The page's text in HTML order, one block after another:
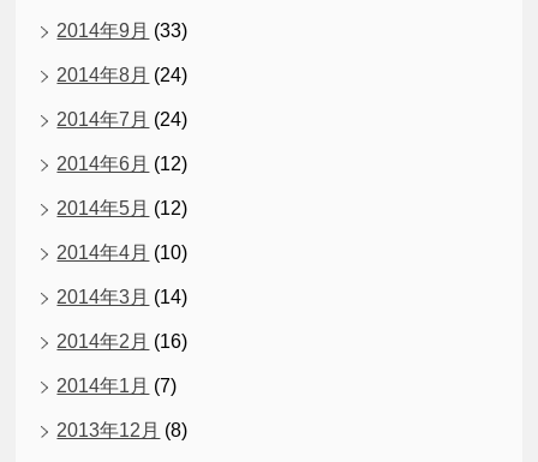
2014年9月 (33)
2014年8月 (24)
2014年7月 (24)
2014年6月 (12)
2014年5月 (12)
2014年4月 (10)
2014年3月 (14)
2014年2月 (16)
2014年1月 (7)
2013年12月 (8)